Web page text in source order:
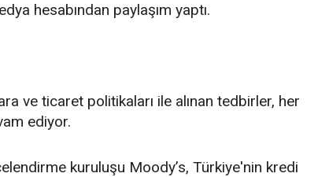
hesabından paylaşım yaptı.
ve ticaret politikaları ile alınan tedbirler, her
ediyor.
kuruluşu Moody’s, Türkiye'nin kredi